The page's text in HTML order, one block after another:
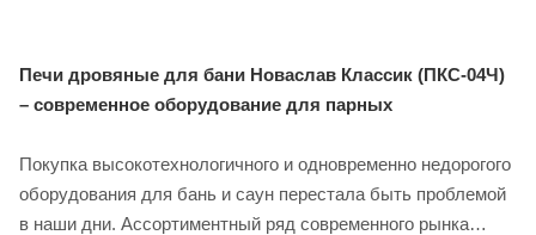
Печи дровяные для бани Новаслав Классик (ПКС-04Ч)
– современное оборудование для парных
Покупка высокотехнологичного и одновременно недорогого
оборудования для бань и саун перестала быть проблемой
в наши дни. Ассортиментный ряд современного рынка